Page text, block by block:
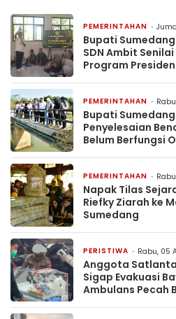
PEMERINTAHAN
Bupati
SDN Ambit
Program
PEMERINTAHAN
Bupati
Penyelesaian
Belum Berfungsi
PEMERINTAHAN
Napak Tilas
Riefky Ziarah ke
Sumedang
PERISTIWA Rabu, 05
Anggota
Sigap Evakuasi
Ambulans Pecah